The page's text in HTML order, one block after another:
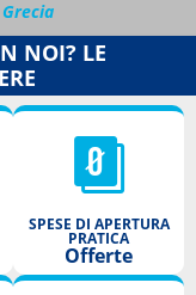
NOI? LE
SPESE DI APERTURA
PRATICA
Offerte